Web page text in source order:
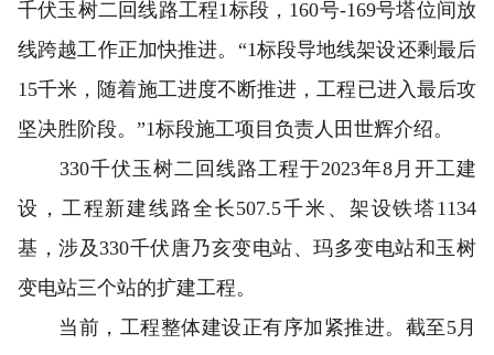
千伏玉树二回线路工程1标段，160号-169号塔位间放
线跨越工作正加快推进。“1标段导地线架设还剩最后
15千米，随着施工进度不断推进，工程已进入最后攻
坚决胜阶段。”1标段施工项目负责人田世辉介绍。
330千伏玉树二回线路工程于2023年8月开工建
设，工程新建线路全长507.5千米、架设铁塔1134
基，涉及330千伏唐乃亥变电站、玛多变电站和玉树
变电站三个站的扩建工程。
当前，工程整体建设正有序加紧推进。截至5月